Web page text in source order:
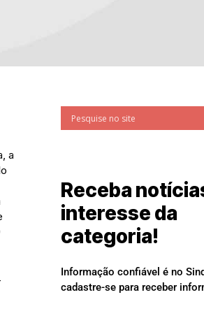
a
Receba
interesse da
categoria!
Informação confiável é no
cadastre-se para receber